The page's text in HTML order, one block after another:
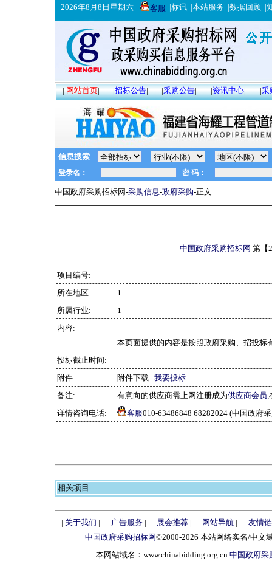
2026年8月8日星期六 客服 |标讯| |本站服务| |数据回顾| |
|网站首页| |招标公告| |采购公告| |资讯中心| |采
信息搜索
中国政府采购招标网-采购信息-政府采购-正文
中国政府采购招标网 第【
项目编号:
所在地区:
1
所属行业:
1
内容:
本页面提供的内容是按照政府采购、招投标
投标截止时间:
附件:
附件下载 我要投标
备注:
有意向的供应商需上网注册成为供应商会员,
详情咨询电话:
客服010-63486848 68282024 (中国政府
相关项目:
| 关于我们 | 广告服务| 展会推荐| 网站导航 |
友情
中国政府采购招标网©2000-2026 本站网络实名/中文
本网站域名：www.chinabidding.org.cn 中国政府采